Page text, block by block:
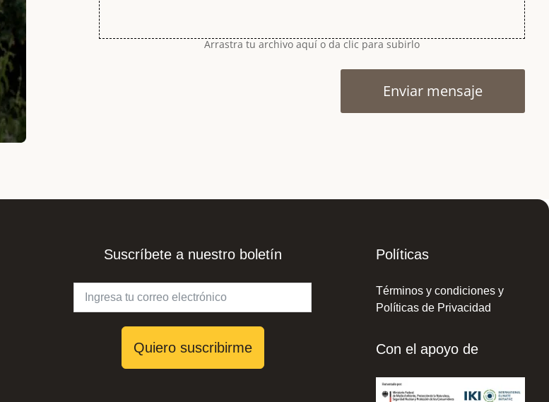
Arrastra tu archivo aquí o da clic para subirlo
Enviar mensaje
Suscríbete a nuestro boletín
Quiero suscribirme
Políticas
Términos y condiciones y
Políticas de Privacidad
Con el apoyo de